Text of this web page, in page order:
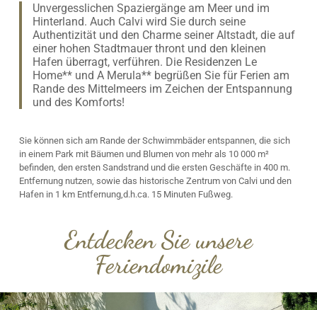
Unvergesslichen Spaziergänge am Meer und im
Hinterland. Auch Calvi wird Sie durch seine
Authentizität und den Charme seiner Altstadt, die auf
einer hohen Stadtmauer thront und den kleinen
Hafen überragt, verführen. Die Residenzen Le
Home** und A Merula** begrüßen Sie für Ferien am
Rande des Mittelmeers im Zeichen der Entspannung
und des Komforts!
Sie können sich am Rande der Schwimmbäder entspannen, die sich
in einem Park mit Bäumen und Blumen von mehr als 10 000 m²
befinden, den ersten Sandstrand und die ersten Geschäfte in 400 m.
Entfernung nutzen, sowie das historische Zentrum von Calvi und den
Hafen in 1 km Entfernung,d.h.ca. 15 Minuten Fußweg.
Entdecken Sie unsere
Feriendomizile